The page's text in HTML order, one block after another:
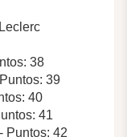
38
39
40
41
Puntos: 42